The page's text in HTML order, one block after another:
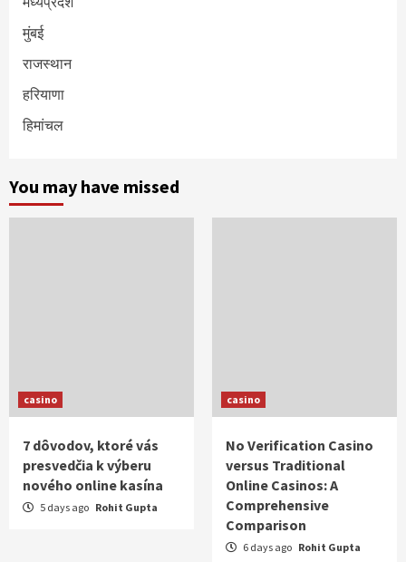
मुंबई
राजस्थान
हरियाणा
हिमांचल
You may have missed
casino
7 dôvodov, ktoré vás
presvedčia k výberu
nového online kasína
5 days ago Rohit Gupta
casino
No Verification Casino
versus Traditional
Online Casinos: A
Comprehensive
Comparison
6 days ago Rohit Gupta